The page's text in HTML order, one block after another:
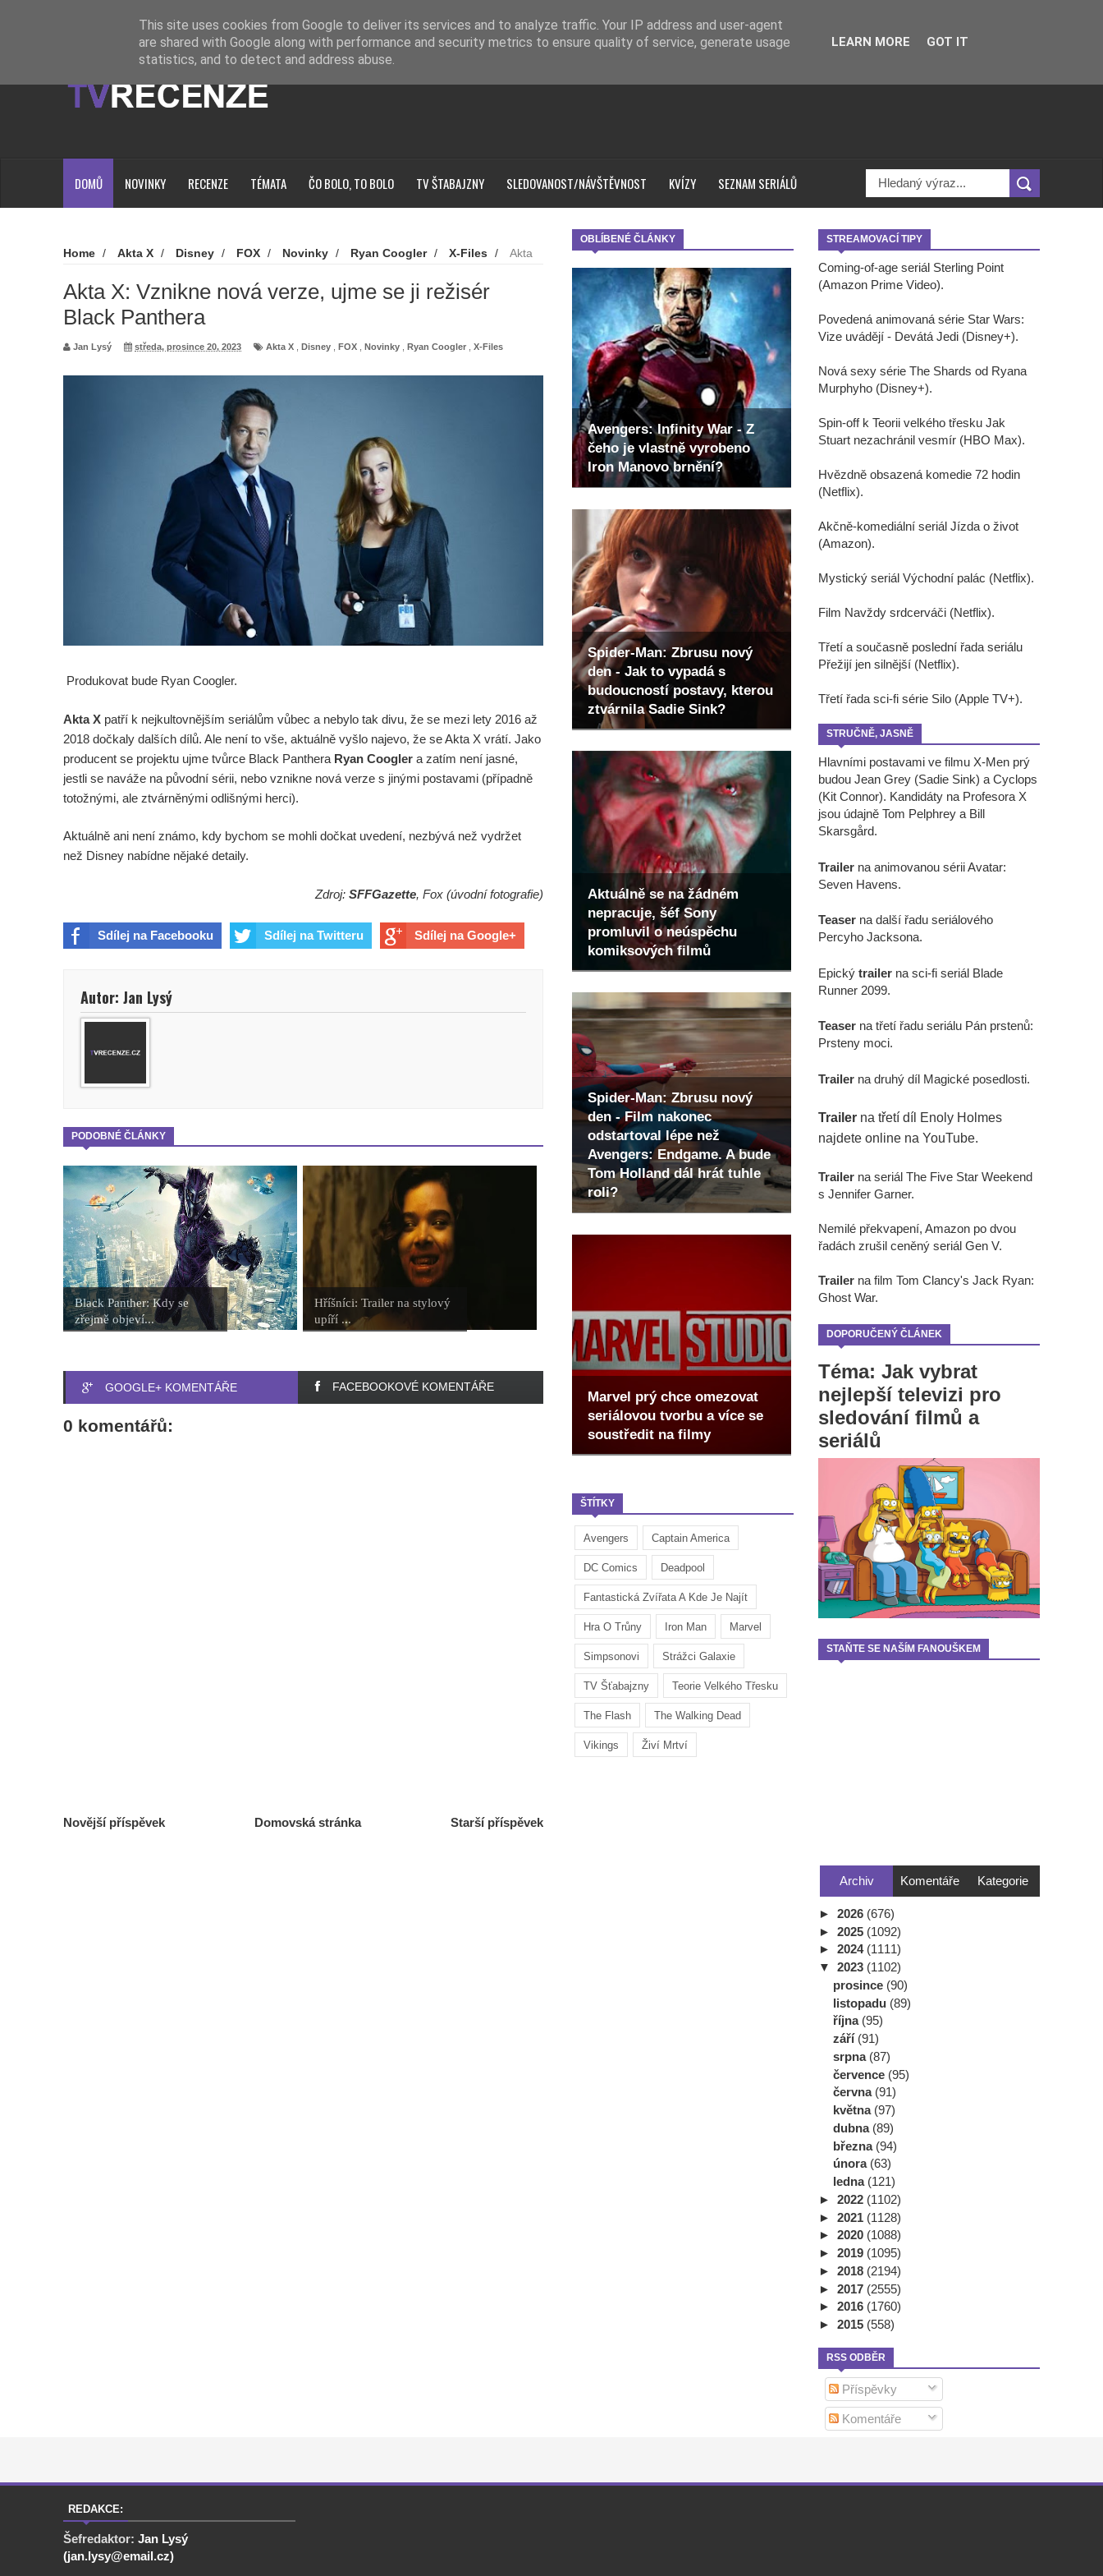
Loading...
DOMŮ NOVINKY RECENZE TÉMATA ČO BOLO, TO BOLO TV ŠTABAJZNY SLEDOVANOST/NÁVŠTĚVNOST KVÍZY SEZNAM SERIÁLŮ
OBLÍBENÉ ČLÁNKY
Avengers: Infinity War - Z
čeho je vlastně vyrobeno
Iron Manovo brnění?
Spider-Man: Zbrusu nový
den - Jak to vypadá s
budoucností postavy, kterou
ztvárnila Sadie Sink?
Aktuálně se na žádném
nepracuje, šéf Sony
promluvil o neúspěchu
komiksových filmů
Spider-Man: Zbrusu nový
den - Film nakonec
odstartoval lépe než
Avengers: Endgame. A bude
Tom Holland dál hrát tuhle
roli?
Marvel prý chce omezovat
seriálovou tvorbu a více se
soustředit na filmy
ŠTÍTKY
Avengers Captain America
DC Comics Deadpool
Fantastická Zvířata A Kde Je Najít
Hra O Trůny Iron Man Marvel
Simpsonovi Strážci Galaxie
TV Šťabajzny Teorie Velkého Třesku
The Flash The Walking Dead
Vikings Živí Mrtví
Home / Akta X / Disney / FOX / Novinky / Ryan Coogler / X-Files /
Akta
Akta X: Vznikne nová verze, ujme se ji režisér
Black Panthera
Jan Lysý středa, prosince 20, 2023 Akta X Disney FOX Novinky Ryan Coogler X-Files
Produkovat bude Ryan Coogler.
Akta X patří k nejkultovnějším seriálům vůbec a nebylo tak divu, že se mezi lety 2016 až
2018 dočkaly dalších dílů. Ale není to vše, aktuálně vyšlo najevo, že se Akta X vrátí. Jako
producent se projektu ujme tvůrce Black Panthera Ryan Coogler a zatím není jasné,
jestli se naváže na původní sérii, nebo vznikne nová verze s jinými postavami (případně
totožnými, ale ztvárněnými odlišnými herci).
Aktuálně ani není známo, kdy bychom se mohli dočkat uvedení, nezbývá než vydržet
než Disney nabídne nějaké detaily.
Zdroj: SFFGazette, Fox (úvodní fotografie)
Sdílej na Facebooku Sdílej na Twitteru Sdílej na Google+
Autor: Jan Lysý
PODOBNÉ ČLÁNKY
Black Panther: Kdy se
zřejmě objeví...
Hříšníci: Trailer na stylový
upíří ...
GOOGLE+ KOMENTÁŘE FACEBOOKOVÉ KOMENTÁŘE
0 komentářů:
Novější příspěvek Starší příspěvek
Domovská stránka
STREAMOVACÍ TIPY
Coming-of-age seriál Sterling Point
(Amazon Prime Video).
Povedená animovaná série Star Wars:
Vize uvádějí - Devátá Jedi (Disney+).
Nová sexy série The Shards od Ryana
Murphyho (Disney+).
Spin-off k Teorii velkého třesku Jak
Stuart nezachránil vesmír (HBO Max).
Hvězdně obsazená komedie 72 hodin
(Netflix).
Akčně-komediální seriál Jízda o život
(Amazon).
Mystický seriál Východní palác (Netflix).
Film Navždy srdcerváči (Netflix).
Třetí a současně poslední řada seriálu
Přežijí jen silnější (Netflix).
Třetí řada sci-fi série Silo (Apple TV+).
STRUČNĚ, JASNĚ
Hlavními postavami ve filmu X-Men prý
budou Jean Grey (Sadie Sink) a Cyclops
(Kit Connor). Kandidáty na Profesora X
jsou údajně Tom Pelphrey a Bill
Skarsgård.
Trailer na animovanou sérii Avatar:
Seven Havens.
Teaser na další řadu seriálového
Percyho Jacksona.
Epický trailer na sci-fi seriál Blade
Runner 2099.
Teaser na třetí řadu seriálu Pán prstenů:
Prsteny moci.
Trailer na druhý díl Magické posedlosti.
Trailer na třetí díl Enoly Holmes
najdete online na YouTube.
Trailer na seriál The Five Star Weekend
s Jennifer Garner.
Nemilé překvapení, Amazon po dvou
řadách zrušil ceněný seriál Gen V.
Trailer na film Tom Clancy's Jack Ryan:
Ghost War.
DOPORUČENÝ ČLÁNEK
Téma: Jak vybrat
nejlepší televizi pro
sledování filmů a
seriálů
STAŇTE SE NAŠÍM FANOUŠKEM
Archiv Komentáře Kategorie
► 2026 (676)
► 2025 (1092)
► 2024 (1111)
▼ 2023 (1102)
prosince (90)
listopadu (89)
října (95)
září (91)
srpna (87)
července (95)
června (91)
května (97)
dubna (89)
března (94)
února (63)
ledna (121)
► 2022 (1102)
► 2021 (1128)
► 2020 (1088)
► 2019 (1095)
► 2018 (2194)
► 2017 (2555)
► 2016 (1760)
► 2015 (558)
RSS ODBĚR
Příspěvky
Komentáře
REDAKCE:
Šefredaktor: Jan Lysý
(jan.lysy@email.cz)
This site uses cookies from Google to deliver its services and to analyze traffic. Your IP address and user-agent
are shared with Google along with performance and security metrics to ensure quality of service, generate usage
statistics, and to detect and address abuse.
LEARN MORE GOT IT